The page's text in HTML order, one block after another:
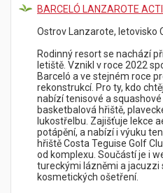
BARCELÓ LANZAROTE
Ostrov Lanzarote, letovisko
Rodinný resort se nachází
letiště. Vznikl v roce 2022
Barceló a ve stejném roce
rekonstrukcí. Pro ty, kdo
nabízí tenisové a
basketbalová hřiště,
lukostřelbu. Zajišťuje lekce
potápění, a nabízí i výuku
hřiště Costa Teguise Golf
od komplexu. Součástí je i
tureckými lázněmi a jacuzzi
kosmetických ošetření.